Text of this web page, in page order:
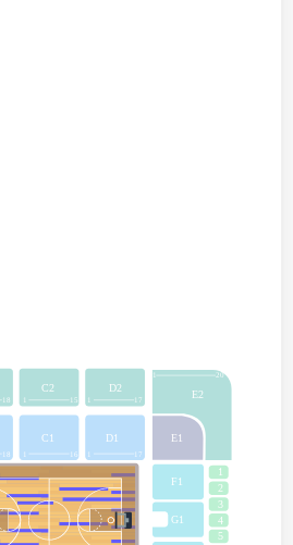
E1
F1
1
2
3
4
5
G1
20
E2
1
18
18
15
C2
17
D2
17
D1
16
C1